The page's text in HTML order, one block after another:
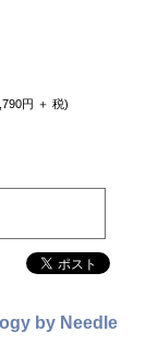
円 ＋ 税)
by Needle